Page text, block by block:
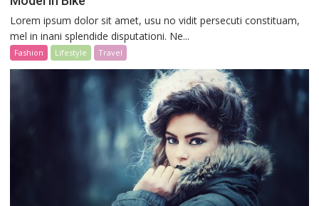
Lorem ipsum dolor sit amet, usu no vidit persecuti constituam,
mel in inani splendide disputationi. Ne...
Fashion Lifestyle Travel